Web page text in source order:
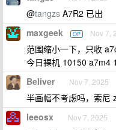
@tangzs A7R2 已出
maxgeek OP Nov 7,
范围缩小一下，只收
今日裸机 10150 a7m4
Beliver Nov 7, 2025
半画幅不考虑吗，索尼
leeosx Nov 7, 2025